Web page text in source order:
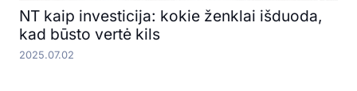
NT kaip investicija: kokie ženklai išduoda,
kad būsto vertė kils
2025.07.02